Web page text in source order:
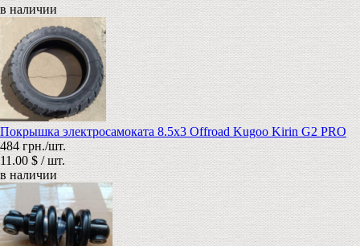
в наличии
Покрышка электросамоката 8.5x3 Offroad Kugoo Kirin G2 PRO
484 грн./шт.
11.00 $ / шт.
в наличии